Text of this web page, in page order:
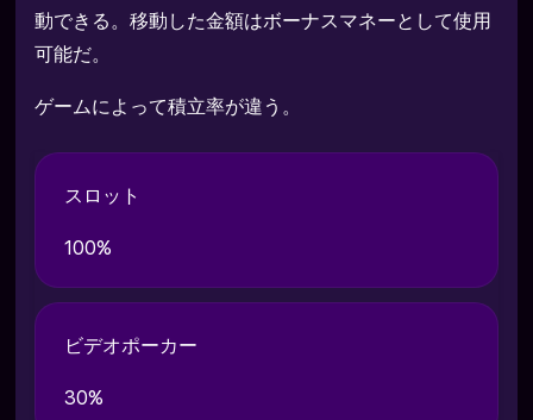
動できる。移動した金額はボーナスマネーとして使用
可能だ。
ゲームによって積立率が違う。
スロット
100%
ビデオポーカー
30%